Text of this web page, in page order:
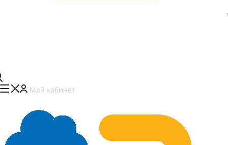
Мой кабинет